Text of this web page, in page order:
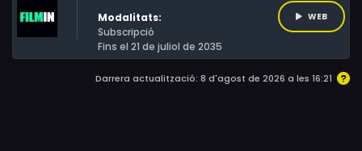
Modalitats:
Subscripció
Fins el 21 de juliol de 2035
WEB
Darrera actualització: 8 d'agost de 2026 a les 16:21